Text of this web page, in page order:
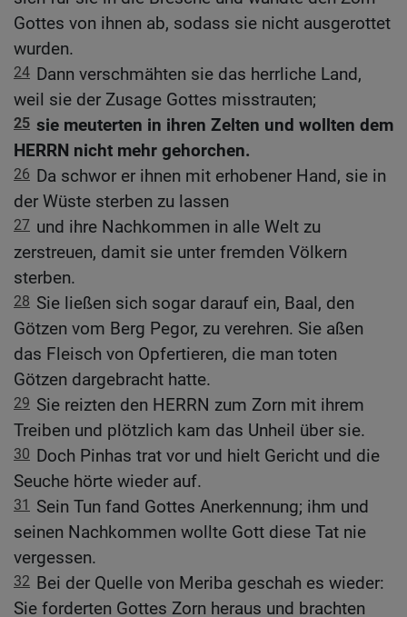
Gottes von ihnen ab, sodass sie nicht ausgerottet
wurden.
24 Dann verschmähten sie das herrliche Land,
weil sie der Zusage Gottes misstrauten;
25 sie meuterten in ihren Zelten und wollten dem
HERRN nicht mehr gehorchen.
26 Da schwor er ihnen mit erhobener Hand, sie in
der Wüste sterben zu lassen
27 und ihre Nachkommen in alle Welt zu
zerstreuen, damit sie unter fremden Völkern
sterben.
28 Sie ließen sich sogar darauf ein, Baal, den
Götzen vom Berg Pegor, zu verehren. Sie aßen
das Fleisch von Opfertieren, die man toten
Götzen dargebracht hatte.
29 Sie reizten den HERRN zum Zorn mit ihrem
Treiben und plötzlich kam das Unheil über sie.
30 Doch Pinhas trat vor und hielt Gericht und die
Seuche hörte wieder auf.
31
Sein Tun fand Gottes Anerkennung; ihm und
seinen Nachkommen wollte Gott diese Tat nie
vergessen.
32 Bei der Quelle von Meriba geschah es wieder:
Sie forderten Gottes Zorn heraus und brachten